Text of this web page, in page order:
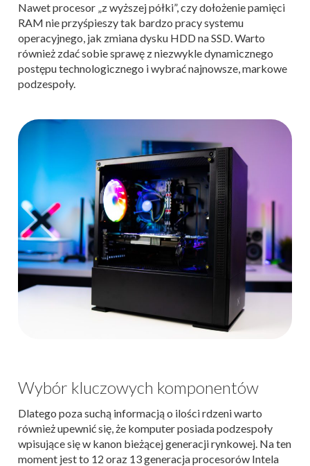
Nawet procesor „z wyższej półki”, czy dołożenie pamięci
RAM nie przyśpieszy tak bardzo pracy systemu
operacyjnego, jak zmiana dysku HDD na SSD. Warto
również zdać sobie sprawę z niezwykle dynamicznego
postępu technologicznego i wybrać najnowsze, markowe
podzespoły.
Wybór kluczowych komponentów
Dlatego poza suchą informacją o ilości rdzeni warto
również upewnić się, że komputer posiada podzespoły
wpisujące się w kanon bieżącej generacji rynkowej. Na ten
moment jest to 12 oraz 13 generacja procesorów Intela